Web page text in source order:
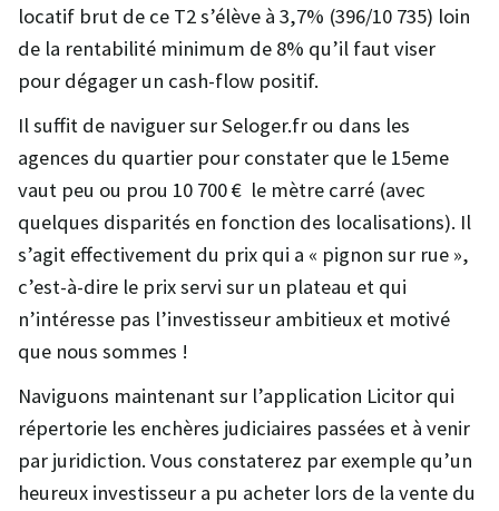
locatif brut de ce T2 s’élève à 3,7% (396/10 735) loin
de la rentabilité minimum de 8% qu’il faut viser
pour dégager un cash-flow positif.
Il suffit de naviguer sur Seloger.fr ou dans les
agences du quartier pour constater que le 15eme
vaut peu ou prou 10 700 € le mètre carré (avec
quelques disparités en fonction des localisations). Il
s’agit effectivement du prix qui a « pignon sur rue »,
c’est-à-dire le prix servi sur un plateau et qui
n’intéresse pas l’investisseur ambitieux et motivé
que nous sommes !
Naviguons maintenant sur l’application Licitor qui
répertorie les enchères judiciaires passées et à venir
par juridiction. Vous constaterez par exemple qu’un
heureux investisseur a pu acheter lors de la vente du